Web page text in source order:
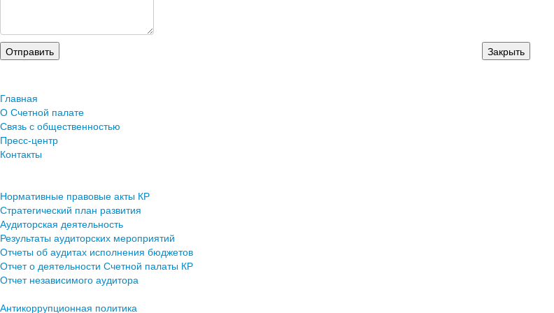
Главная
О Счетной палате
Связь с общественностью
Пресс-центр
Контакты
Нормативные правовые акты КР
Стратегический план развития
Аудиторская деятельность
Результаты аудиторских мероприятий
Отчеты об аудитах исполнения бюджетов
Отчет о деятельности Счетной палаты КР
Отчет независимого аудитора
Антикоррупционная политика